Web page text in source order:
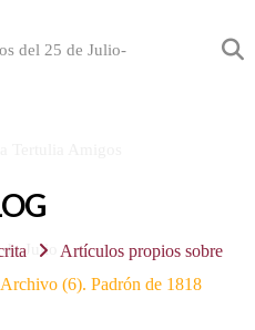
Artículos propios sobre
(6). Padrón de 1818